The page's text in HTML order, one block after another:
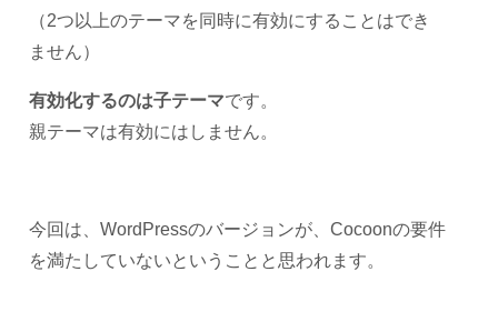
（2つ以上のテーマを同時に有効にすることはでき
ません）
有効化するのは子テーマです。
親テーマは有効にはしません。
今回は、WordPressのバージョンが、Cocoonの要件
を満たしていないということと思われます。